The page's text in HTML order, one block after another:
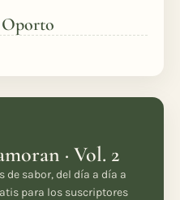
· Vol. 2
de sabor, del día a día a
para los suscriptores